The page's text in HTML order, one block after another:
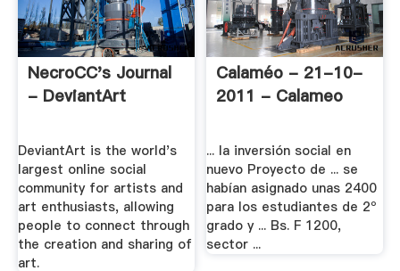
NecroCC's Journal
- DeviantArt
DeviantArt is the world's
largest online social
community for artists and
art enthusiasts, allowing
people to connect through
the creation and sharing of
art.
Calaméo - 21-10-
2011 - Calameo
... la inversión social en
nuevo Proyecto de ... se
habían asignado unas 2400
para los estudiantes de 2º
grado y ... Bs. F 1200,
sector ...